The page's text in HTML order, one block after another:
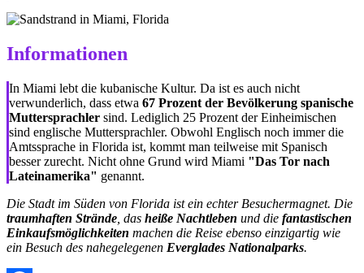
Informationen
In Miami lebt die kubanische Kultur. Da ist es auch nicht
verwunderlich, dass etwa 67 Prozent der Bevölkerung spanische
Muttersprachler sind. Lediglich 25 Prozent der Einheimischen
sind englische Muttersprachler. Obwohl Englisch noch immer die
Amtssprache in Florida ist, kommt man teilweise mit Spanisch
besser zurecht. Nicht ohne Grund wird Miami "Das Tor nach
Lateinamerika" genannt.
Die Stadt im Süden von Florida ist ein echter Besuchermagnet. Die
traumhaften Strände , das heiße Nachtleben und die fantastischen
Einkaufsmöglichkeiten machen die Reise ebenso einzigartig wie
ein Besuch des nahegelegenen Everglades Nationalparks.